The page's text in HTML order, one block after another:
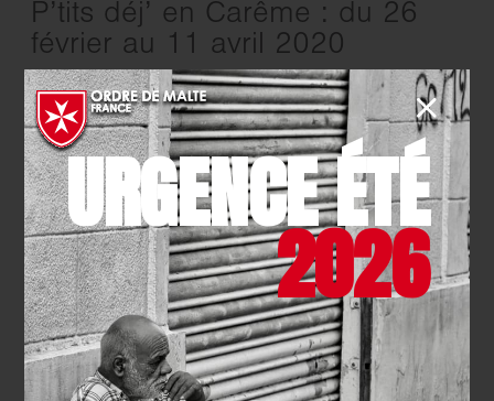
P’tits déj’ en Carême : du 26
février au 11 avril 2020
EN SAVOIR PLUS
Les dernières actualités de l'Ordre de
Malte France
URGENCE ÉTÉ
2026